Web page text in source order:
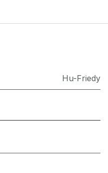
Hu-Friedy